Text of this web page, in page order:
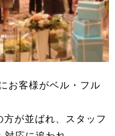
お客様がベル・フル
が並ばれ、スタッフ